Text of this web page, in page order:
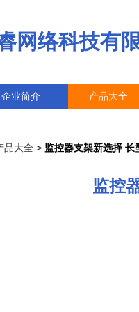
网络科技有
企业简介 产品大全
品大全 > 监控器支架新选择
监控